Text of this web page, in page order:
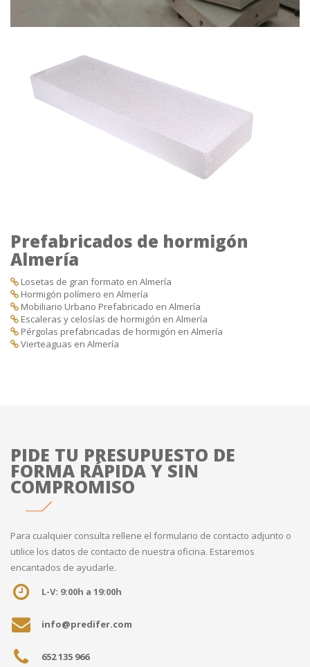
Prefabricados de hormigón
Almería
Losetas de gran formato en Almería
Hormigón polímero en Almería
Mobiliario Urbano Prefabricado en Almería
Escaleras y celosías de hormigón en Almería
Pérgolas prefabricadas de hormigón en Almería
Vierteaguas en Almería
PIDE TU PRESUPUESTO DE
FORMA RÁPIDA Y SIN
COMPROMISO
Para cualquier consulta rellene el formulario de contacto adjunto o
utilice los datos de contacto de nuestra oficina. Estaremos
encantados de ayudarle.
L-V: 9:00h a 19:00h
info@predifer.com
652 135 966